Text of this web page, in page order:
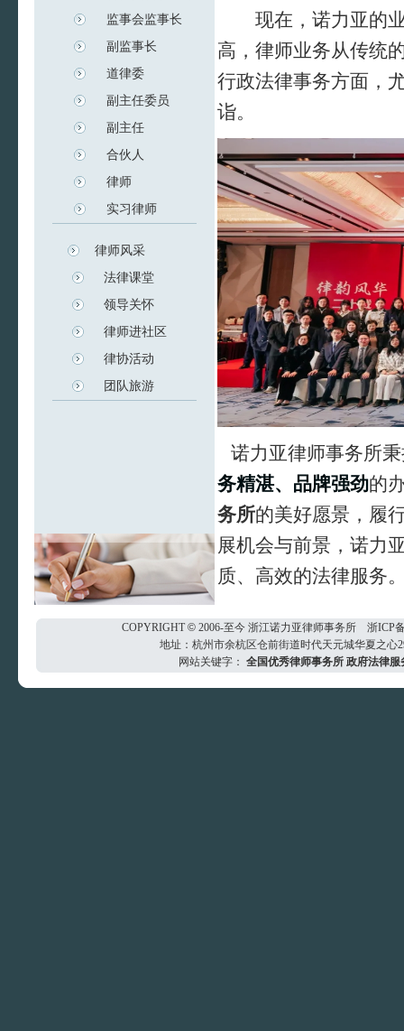
监事会监事长
副监事长
道律委
副主任委员
副主任
合伙人
律师
实习律师
律师风采
法律课堂
领导关怀
律师进社区
律协活动
团队旅游
现在，诺力亚的业
高，律师业务从传统
行政法律事务方面，
诣。
诺力亚律师事务所
务精湛、品牌强劲的
务所的美好愿景，履
展机会与前景，诺力
质、高效的法律服务
COPYRIGHT© 2006-至今 浙江诺力亚律师事务所
浙ICP
地址：杭州市余杭区仓前街道时代天元城华夏之心
网站关键字： 全国优秀律师事务所 政府法律服